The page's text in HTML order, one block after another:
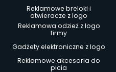
Reklamowe breloki i
otwieracze z logo
Reklamowa odzież z logo
firmy
Gadżety elektroniczne z logo
Reklamowe akcesoria do
picia